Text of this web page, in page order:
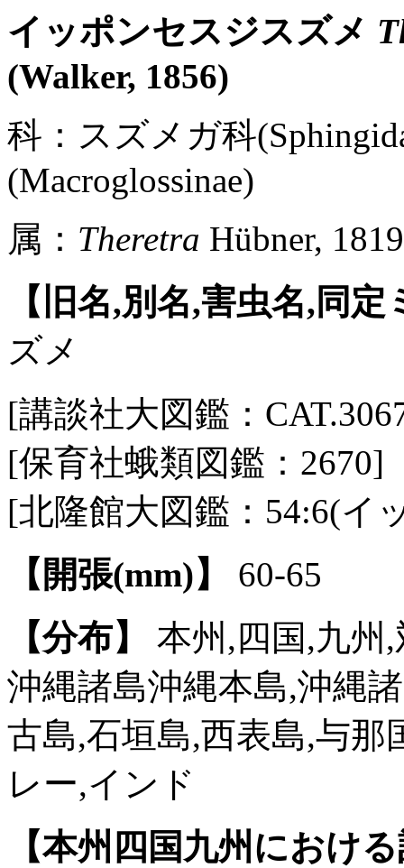
イッポンセスジスズメ
(Walker, 1856)
科：スズメガ科
(Macroglossinae)
属： Theretra Hübner, 1819
【旧名,別名,害虫名,同
ズメ
[講談社大図鑑：
[保育社蛾類図鑑：2670]
[北隆館大図鑑：54:6(イ
【開張(mm)】
60-65
【分布】
本州,四国,九州
沖縄諸島沖縄本島,沖縄
古島,石垣島,西表島,与那
レー,インド
【本州四国九州におけ